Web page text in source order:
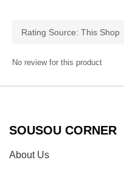
No review for this product
SOUSOU CORNER
About Us